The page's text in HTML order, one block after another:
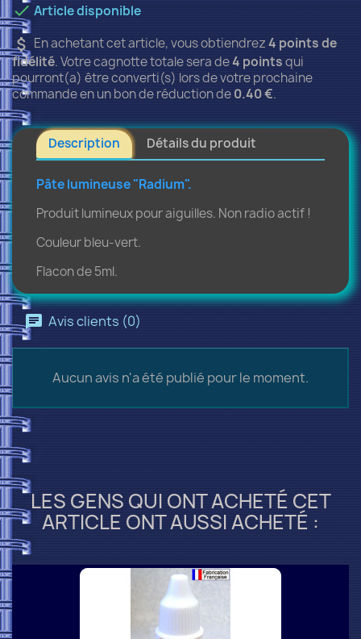
Article disponible
attach_moneyEn achetant cet article, vous obtiendrez4points de
fidélité. Votre cagnotte totale sera de4pointsqui
pourront(a) être converti(s) lors de votre prochaine
commande en un bon de réduction de0.40 €.
Description Détails du produit
Pâte lumineuse "Radium".
Produit lumineux pour aiguilles. Non radio actif !
Couleur bleu-vert.
Flacon de 5ml.
Avis clients (0)
Aucun avis n'a été publié pour le moment.
LES GENS QUI ONT ACHETÉ CET
ARTICLE ONT AUSSI ACHETÉ :